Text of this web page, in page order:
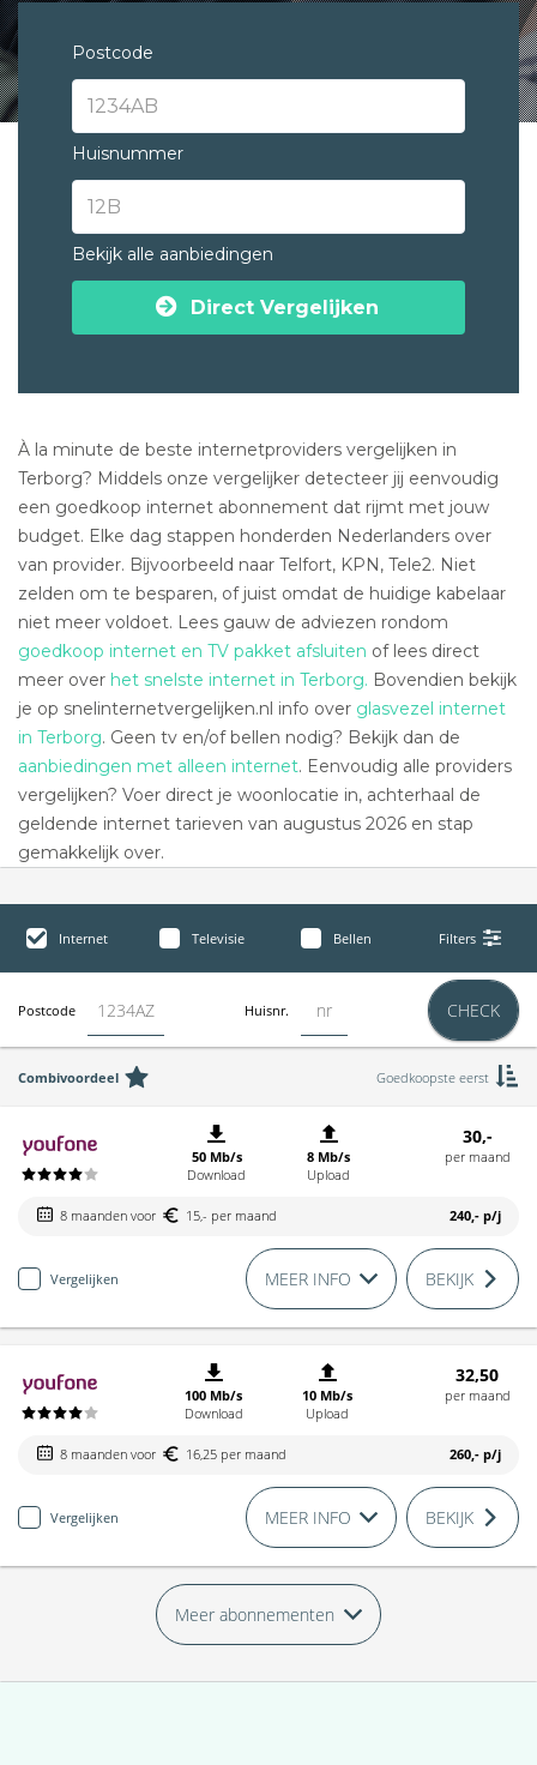
Postcode
Huisnummer
Bekijk alle aanbiedingen
Direct Vergelijken
À la minute de beste internetproviders vergelijken in
Terborg? Middels onze vergelijker detecteer jij eenvoudig
een goedkoop internet abonnement dat rijmt met jouw
budget. Elke dag stappen honderden Nederlanders over
van provider. Bijvoorbeeld naar Telfort, KPN, Tele2. Niet
zelden om te besparen, of juist omdat de huidige kabelaar
niet meer voldoet. Lees gauw de adviezen rondom
goedkoop internet en TV pakket afsluiten of lees direct
meer over het snelste internet in Terborg. Bovendien bekijk
je op snelinternetvergelijken.nl info over glasvezel internet
in Terborg. Geen tv en/of bellen nodig? Bekijk dan de
aanbiedingen met alleen internet. Eenvoudig alle providers
vergelijken? Voer direct je woonlocatie in, achterhaal de
geldende internet tarieven van augustus 2026 en stap
gemakkelijk over.
Internet Televisie Bellen Filters
Postcode Huisnr. CHECK
Combivoordeel Goedkoopste eerst
50 Mb/s
Download
8 Mb/s
Upload
30,-
per maand
8 maanden voor 15,- per maand 240,- p/j
Vergelijken MEER INFO BEKIJK
100 Mb/s
Download
10 Mb/s
Upload
32,50
per maand
8 maanden voor 16,25 per maand 260,- p/j
Vergelijken MEER INFO BEKIJK
Meer abonnementen